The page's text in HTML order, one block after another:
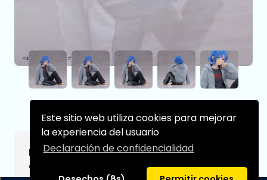
Este sitio web utiliza cookies para mejorar
la experiencia del usuario
Declaración de confidencialidad
Bocchi the Rock! Estatua PVC Desktop
Cute Figure Ryo Yamada Room Wear Ver.